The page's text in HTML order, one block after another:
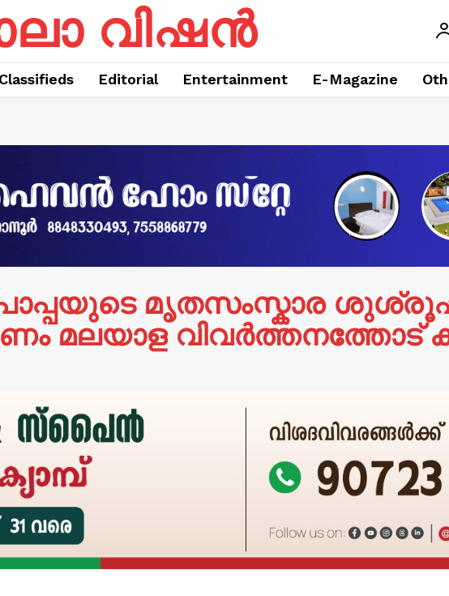
വിഷൻ
Classifieds Editorial Entertainment E-Magazine
പാപ്പയുടെ മൃതസംസ്കാര
മലയാള വിവർത്തനത്തോട്